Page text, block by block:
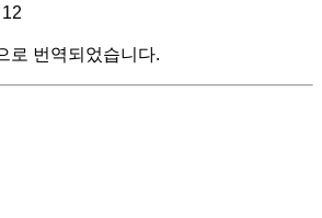
12
로 번역되었습니다.